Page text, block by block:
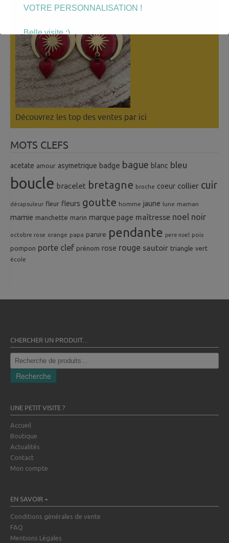
Découvrez les top des ventes par ici
MOTS CLEFS
acetate amour asymetrique badge bague blanc bleu
boucle bracelet bretagne broche coeur collier cuir
décapsuleur fleur fleurs goutte homme jaune lune maman
mamie manchette marin marque page maîtresse noel noir
octobre rose orange papa parure pendante pere noel pois
pompon porte clef prénom rose rouge sautoir triangle vert
école
CHERCHER UN PRODUIT…
Recherche
pour :
Recherche
UNE PETIT VISITE ?
Accueil
Boutique
Actualités
Contact
Mon compte
EN SAVOIR +
Conditions générales de vente
FAQ
Mentions Légales
VOTRE PERSONNALISATION !
Belle visite :)